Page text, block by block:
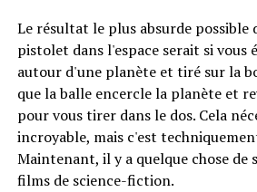
Le résultat le plus absurde possible
pistolet dans l'espace serait si vous
autour d'une planète et tiré sur la
que la balle encercle la planète et
pour vous tirer dans le dos. Cela
incroyable, mais c'est
Maintenant, il y a quelque chose de
films de science-fiction.